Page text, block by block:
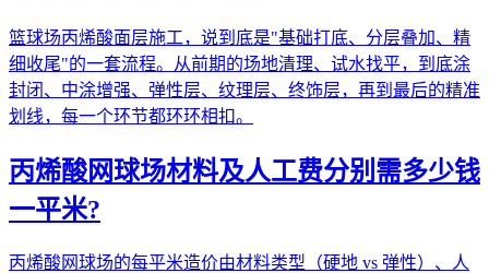
篮球场丙烯酸面层施工，说到底是"基础打底、分层叠加、精
细收尾"的一套流程。从前期的场地清理、试水找平，到底涂
封闭、中涂增强、弹性层、纹理层、终饰层，再到最后的精准
划线，每一个环节都环环相扣。
丙烯酸网球场材料及人工费分别需多少钱
一平米?
丙烯酸网球场的每平米造价由材料类型（硬地 vs 弹性）、人